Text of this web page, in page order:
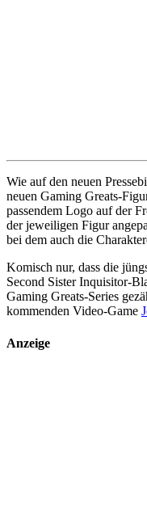
Wie auf den neuen
neuen Gaming Greats-
passendem Logo auf der
der jeweiligen Figur
bei dem auch die
Komisch nur, dass die
Second Sister Inquisitor-
Gaming Greats-Series
kommenden Video-Game
Anzeige